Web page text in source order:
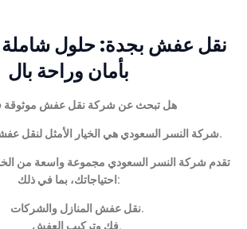
نقل عفش بجدة: حلول شاملة
بأمان وراحة بال
هل تبحث عن شركة نقل عفش موثوقة
شركة النسر السعودي هي الخيار الأمثل لنقل عفشك بأمان وراحة بال.
تقدم شركة النسر السعودي مجموعة واسعة من
احتياجاتك، بما في ذلك:
نقل عفش المنازل والشركات.
فك وتركيب العفش.